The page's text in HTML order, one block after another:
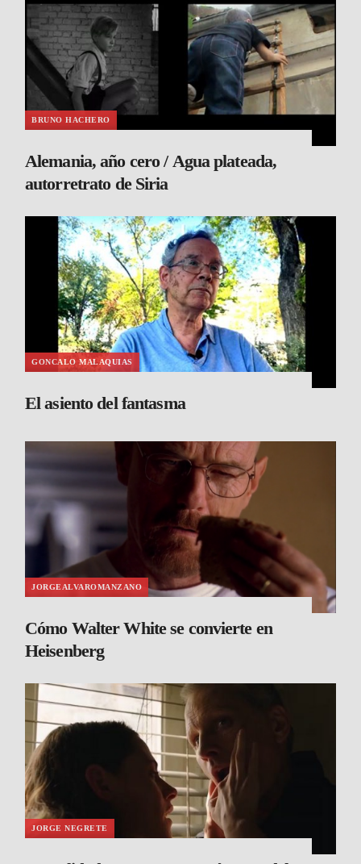
BRUNO HACHERO
Alemania, año cero / Agua plateada,
autorretrato de Siria
GONCALO MALAQUIAS
El asiento del fantasma
JORGEALVAROMANZANO
Cómo Walter White se convierte en
Heisenberg
JORGE NEGRETE